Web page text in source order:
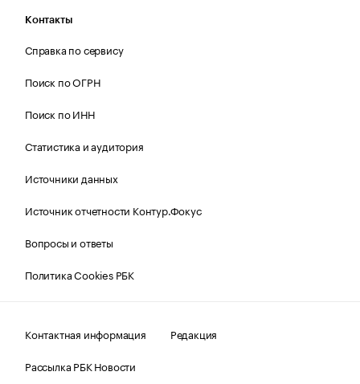
Контакты
Справка по сервису
Поиск по ОГРН
Поиск по ИНН
Статистика и аудитория
Источники данных
Источник отчетности Контур.Фокус
Вопросы и ответы
Политика Cookies РБК
Контактная информация
Редакция
Рассылка РБК Новости